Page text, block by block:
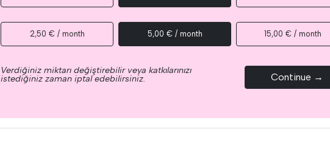
2,50 € / month 5,00 € / month 15,00 € / month
Verdiğiniz miktarı değiştirebilir veya katkılarınızı
istediğiniz zaman iptal edebilirsiniz. Continue →